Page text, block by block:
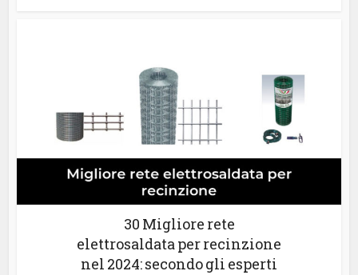
30 Migliore rete
elettrosaldata per recinzione
nel 2024: secondo gli esperti